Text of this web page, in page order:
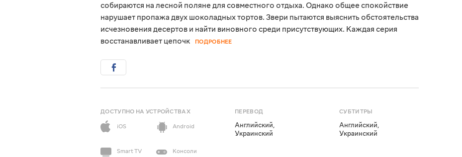
собираются на лесной поляне для совместного отдыха. Однако общее спокойствие
нарушает пропажа двух шоколадных тортов. Звери пытаются выяснить обстоятельства
исчезновения десертов и найти виновного среди присутствующих. Каждая серия
восстанавливает цепочк
ПОДРОБНЕЕ
ДОСТУПНО НА УСТРОЙСТВАХ
iOS
Android
Smart TV Консоли
ПЕРЕВОД
Английский,
Украинский
СУБТИТРЫ
Английский,
Украинский